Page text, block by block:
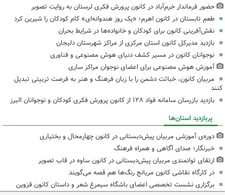
حضور فرماندار خرم‌آباد در کانون پرورش فکری لرستان به روایت تصویر
طعمِ تابستان در کانون اهرم؛ «یک روز هندوانه‌ای» کام کودکان را شیرین کرد
نقش‌آفرینی کانون برای کودکان و خانواده‌ها در شرایط بحران
بازدید مدیرکل کانون استان مرکزی از مراکز شهرستان دلیجان
نوجوانان کانون در مسیر کشف دنیای هوش مصنوعی و فناوری
آموزش هوش مصنوعی برای اعضای نوجوان مراکز ساری
مربیان کانون، خباثت دشمن را با زبان فرهنگ و هنر به فرصت تربیتی تبدیل
کنند
بازدید بازرسان سامانه فواد ۱۲۸ از کانون پرورش فکری کودکان و نوجوانان البرز
پربازدید استان‌ها
دوره‌ی آموزشی مربیان پیش‌دبستانی در کانون چهارمحال و بختیاری
خبرنگار؛ صدای آگاهی و همراه فرهنگ
ارتقای توانمندی مربیان پیش‌دبستانی در کانون ساوه در قاب تصویر
در کارگاه نقاشی کانون مریانج رنگ‌ها هم قصه می‌گویند
برگزاری نشست تخصصی اعضای باشگاه سیمرغ شعر و داستان کانون قزوین